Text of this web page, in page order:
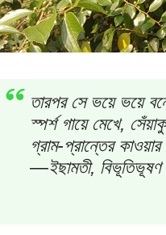
তারপর সে ভয়ে ভয়ে
স্পর্শ গায়ে মেখে,
গ্রাম-প্রান্তের
—ইছামতী, বিভূতিভূষণ